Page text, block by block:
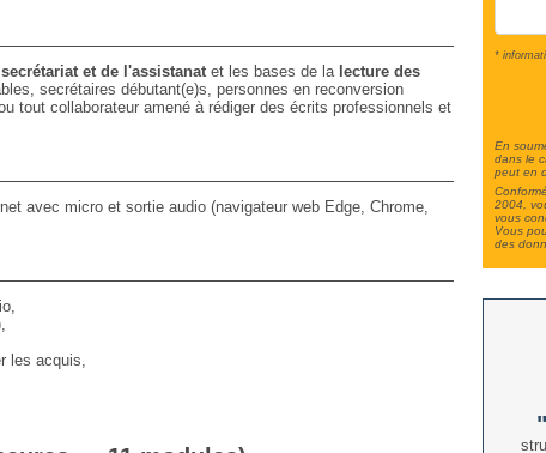
secrétariat et de l'assistanatet les bases de la lecture des
secrétaires débutant(e)s, personnes en reconversion
tout collaborateur amené à rédiger des écrits professionnels et
avec micro et sortie audio (navigateur web Edge, Chrome,
les acquis,
*
En
dans le
peut en
2004,
vous
Vous
des